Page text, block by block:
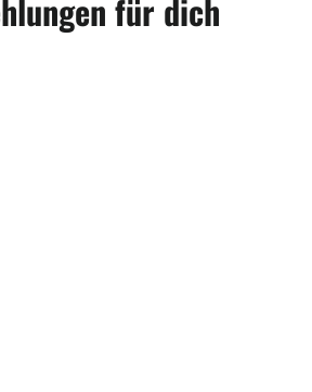
für dich